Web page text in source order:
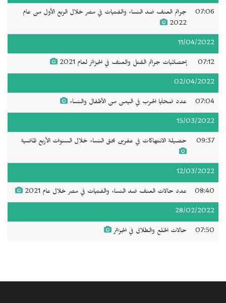
07:06
جرائم العنف ضد النساء والفتيات في مصر خلال الربع الأول من عام
2022
11/04/2022
07:12 إحصائيات جرائم القتل والعنف في الجزائر لعام 2021
02/04/2022
07:04 عدد ضحايا الحرب في اليمن من الأطفال والنساء
15/03/2022
09:37 حصيلة الانتهاكات في عفرين بحق النساء خلال السنوات الأربع الماضية
12/03/2022
08:40 عدد حالات العنف ضد النساء والفتيات في مصر خلال عام 2021
28/02/2022
07:50 حالات الخلع والطلاق في الجزائر